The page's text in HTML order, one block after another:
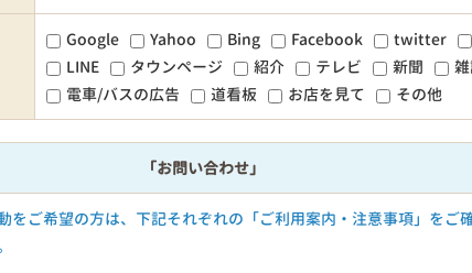
Google Yahoo Bing Facebook twitter
LINE
タウンページ 紹介 テレビ 新聞
電車/バスの広告
道看板 お店を見て その他
「お問い合わせ」
をご希望の方は、下記それぞれの「ご利用案内・注意事項」をご